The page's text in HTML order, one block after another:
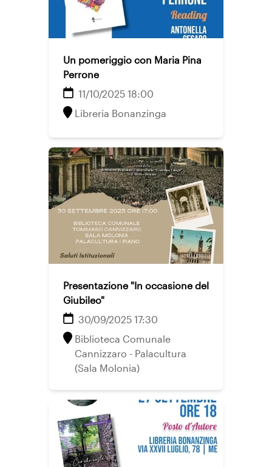
Un pomeriggio con Maria Pina
Perrone
11/10/2025 18:00
Libreria Bonanzinga
Presentazione "In occasione del
Giubileo"
30/09/2025 17:30
Biblioteca Comunale
Cannizzaro - Palacultura
(Sala Molonia)